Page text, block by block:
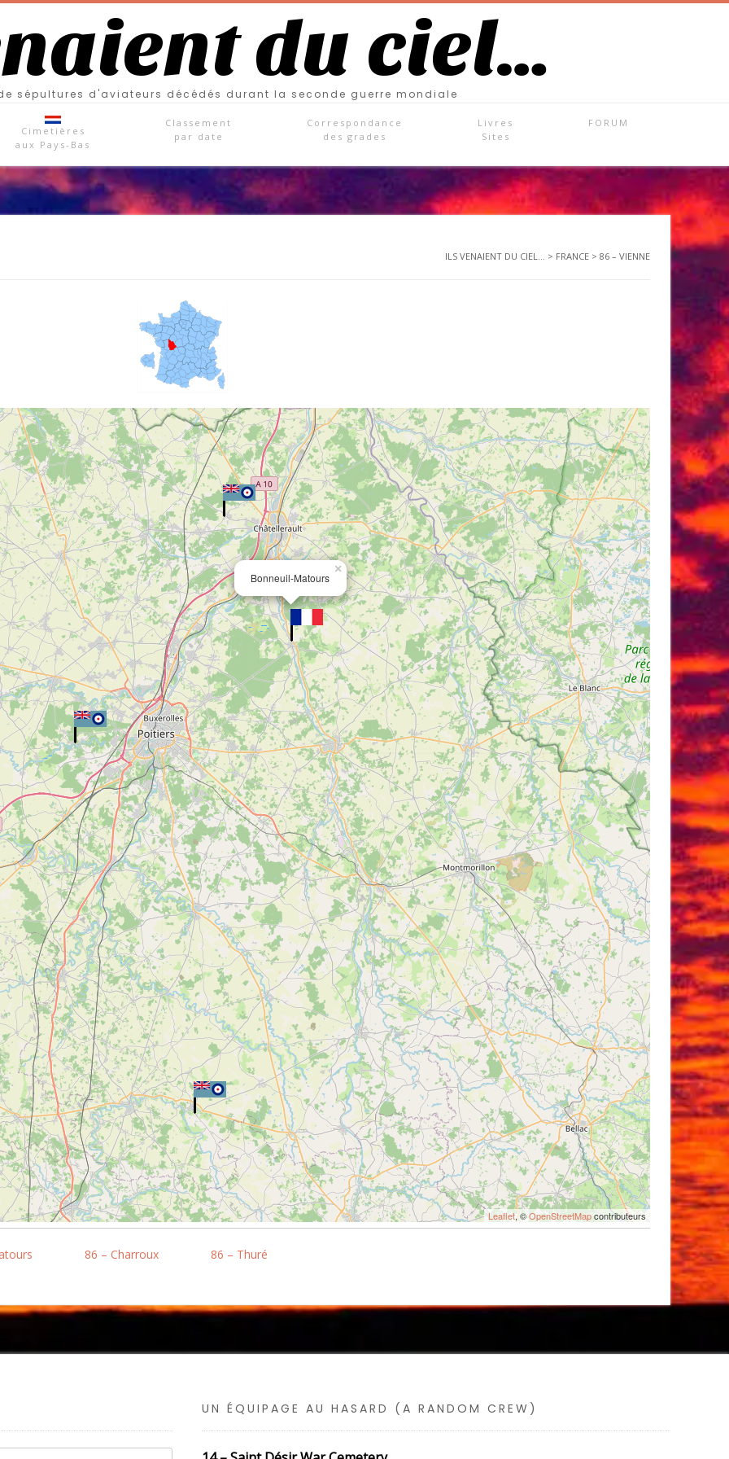
du ciel…
sépultures d'aviateurs décédés durant la seconde guerre mondiale
Cimetières
aux Pays-Bas
Classement
par date
Correspondance
des grades
Livres
Sites
FORUM
ILS VENAIENT DU CIEL... > FRANCE > 86 – VIENNE
Bonneuil-Matours
×
Leaflet, ©OpenStreetMapcontributeurs
86 – Charroux 86 – Thuré
UN ÉQUIPAGE AU HASARD (A RANDOM CREW)